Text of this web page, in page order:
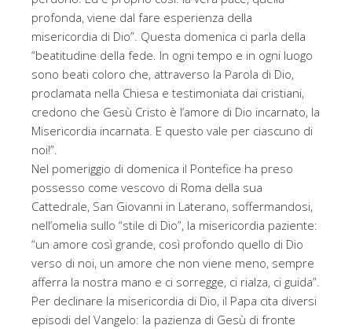
profonda, viene dal fare esperienza della
misericordia di Dio”. Questa domenica ci parla della
“beatitudine della fede. In ogni tempo e in ogni luogo
sono beati coloro che, attraverso la Parola di Dio,
proclamata nella Chiesa e testimoniata dai cristiani,
credono che Gesù Cristo è l’amore di Dio incarnato, la
Misericordia incarnata. E questo vale per ciascuno di
noi!”.
Nel pomeriggio di domenica il Pontefice ha preso
possesso come vescovo di Roma della sua
Cattedrale, San Giovanni in Laterano, soffermandosi,
nell’omelia sullo “stile di Dio”, la misericordia paziente:
“un amore così grande, così profondo quello di Dio
verso di noi, un amore che non viene meno, sempre
afferra la nostra mano e ci sorregge, ci rialza, ci guida”.
Per declinare la misericordia di Dio, il Papa cita diversi
episodi del Vangelo: la pazienza di Gesù di fronte